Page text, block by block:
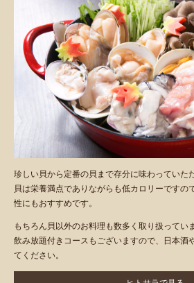
珍しい貝から定番の貝まで存分に味わっていた
貝は栄養満点でありながらも低カロリーですの
性にもおすすめです。
もちろん貝以外のお料理も数多く取り扱ってい
飲み放題付きコースもございますので、日本酒
てください。